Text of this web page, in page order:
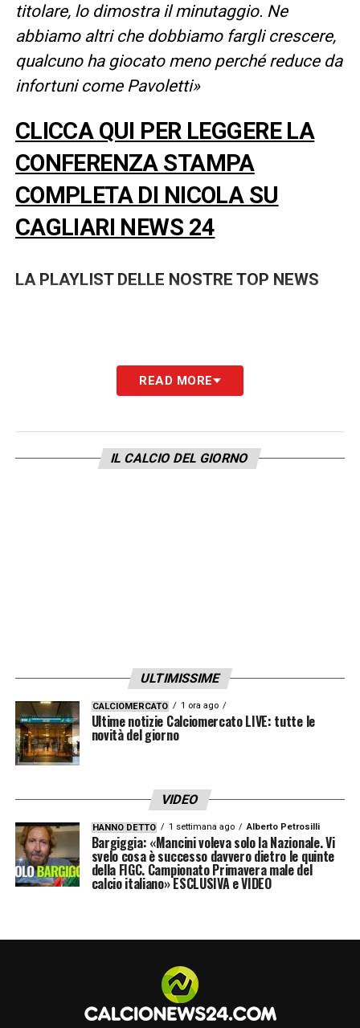
titolare, lo dimostra il minutaggio. Ne
abbiamo altri che dobbiamo fargli crescere,
qualcuno ha giocato meno perché reduce da
infortuni come Pavoletti»
CLICCA QUI PER LEGGERE LA
CONFERENZA STAMPA
COMPLETA DI NICOLA SU
CAGLIARI NEWS 24
LA PLAYLIST DELLE NOSTRE TOP NEWS
READ MORE
IL CALCIO DEL GIORNO
ULTIMISSIME
CALCIOMERCATO 1 ora ago
Ultime notizie Calciomercato LIVE: tutte le
novità del giorno
VIDEO
HANNO DETTO 1 settimana ago Alberto Petrosilli
Bargiggia: «Mancini voleva solo la Nazionale. Vi
svelo cosa è successo davvero dietro le quinte
della FIGC. Campionato Primavera male del
calcio italiano» ESCLUSIVA e VIDEO